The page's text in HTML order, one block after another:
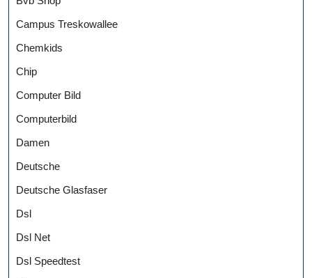
Campus Treskowallee
Chemkids
Chip
Computer Bild
Computerbild
Damen
Deutsche
Deutsche Glasfaser
Dsl
Dsl Net
Dsl Speedtest